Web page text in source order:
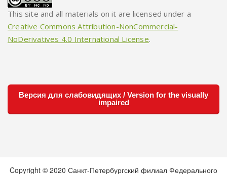
This site and all materials on it are licensed under a
Creative Commons Attribution-NonCommercial-
NoDerivatives 4.0 International License.
Версия для слабовидящих / Version for the visually
impaired
Copyright © 2020 Санкт-Петербургский филиал Федерального